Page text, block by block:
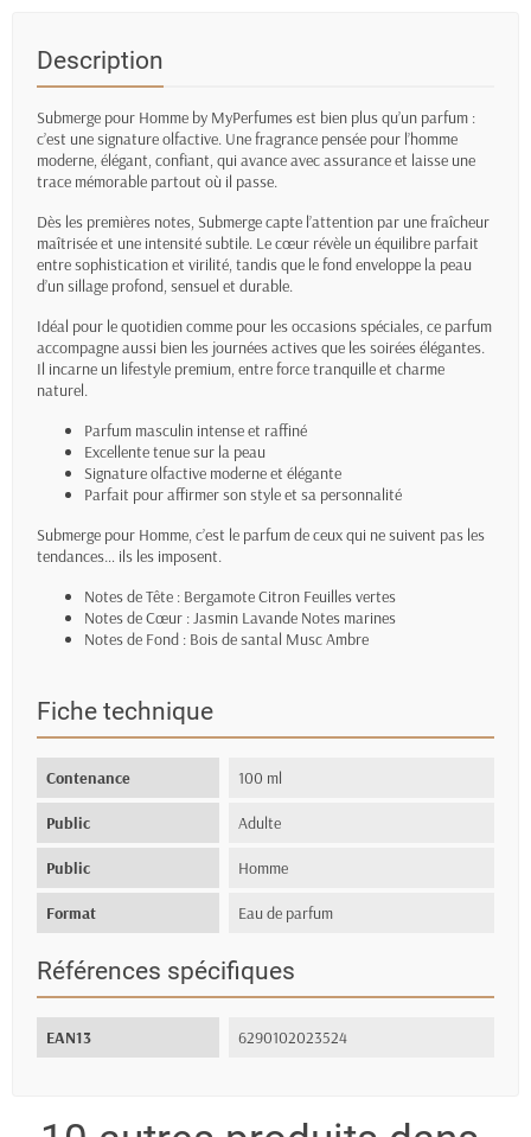
Description
Submerge pour Homme by MyPerfumes est bien plus qu’un parfum :
c’est une signature olfactive. Une fragrance pensée pour l’homme
moderne, élégant, confiant, qui avance avec assurance et laisse une
trace mémorable partout où il passe.
Dès les premières notes, Submerge capte l’attention par une fraîcheur
maîtrisée et une intensité subtile. Le cœur révèle un équilibre parfait
entre sophistication et virilité, tandis que le fond enveloppe la peau
d’un sillage profond, sensuel et durable.
Idéal pour le quotidien comme pour les occasions spéciales, ce parfum
accompagne aussi bien les journées actives que les soirées élégantes.
Il incarne un lifestyle premium, entre force tranquille et charme
naturel.
Parfum masculin intense et raffiné
Excellente tenue sur la peau
Signature olfactive moderne et élégante
Parfait pour affirmer son style et sa personnalité
Submerge pour Homme, c’est le parfum de ceux qui ne suivent pas les
tendances… ils les imposent.
Notes de Tête : Bergamote Citron Feuilles vertes
Notes de Cœur : Jasmin Lavande Notes marines
Notes de Fond : Bois de santal Musc Ambre
Fiche technique
Contenance 100 ml
Public Adulte
Public Homme
Format Eau de parfum
Références spécifiques
EAN13 6290102023524